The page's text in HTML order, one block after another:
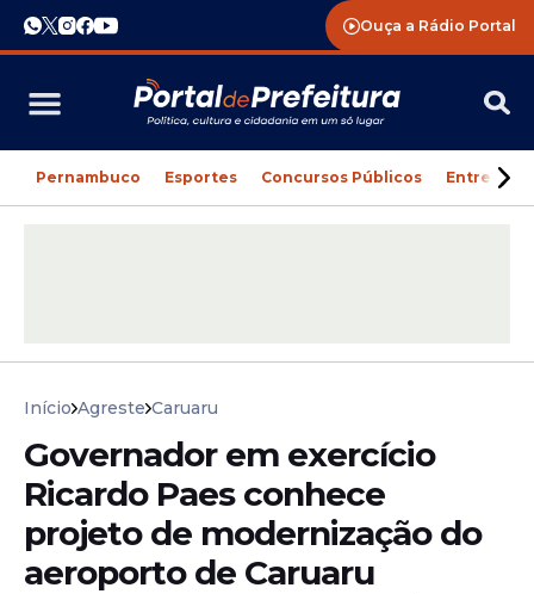
Ouça a Rádio Portal
Pernambuco Esportes Concursos Públicos
Início Agreste Caruaru
Governador em exercício
Ricardo Paes conhece
projeto de modernização do
aeroporto de Caruaru